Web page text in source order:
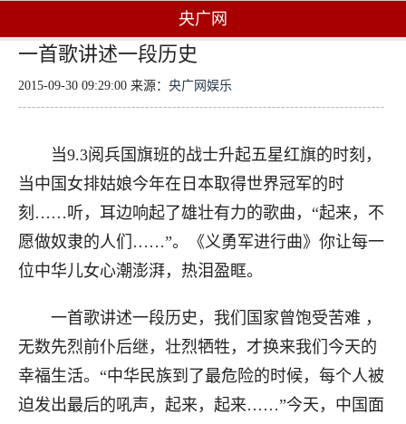
央广网
一首歌讲述一段历史
2015-09-30 09:29:00 来源： 央广网娱乐
当9.3阅兵国旗班的战士升起五星红旗的时刻，
当中国女排姑娘今年在日本取得世界冠军的时
刻……听，耳边响起了雄壮有力的歌曲，“起来，不
愿做奴隶的人们……”。《义勇军进行曲》你让每一
位中华儿女心潮澎湃，热泪盈眶。
一首歌讲述一段历史，我们国家曾饱受苦难 ，
无数先烈前仆后继，壮烈牺牲，才换来我们今天的
幸福生活。“中华民族到了最危险的时候，每个人被
迫发出最后的吼声，起来，起来……”今天，中国面